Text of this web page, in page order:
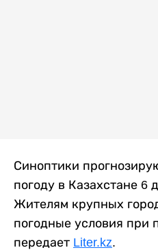
Синоптики
погоду в Казахстане 6
Жителям крупных
погодные условия при
передает Liter.kz.